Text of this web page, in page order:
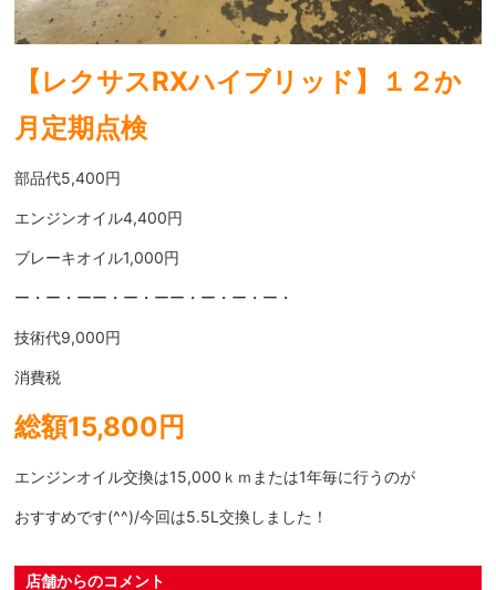
【レクサスRXハイブリッド】１２か
月定期点検
部品代5,400円
エンジンオイル4,400円
ブレーキオイル1,000円
ー・ー・ーー・ー・ーー・ー・ー・ー・
技術代9,000円
消費税
総額15,800円
エンジンオイル交換は15,000ｋｍまたは1年毎に行うのが
おすすめです(^^)/今回は5.5L交換しました！
店舗からのコメント